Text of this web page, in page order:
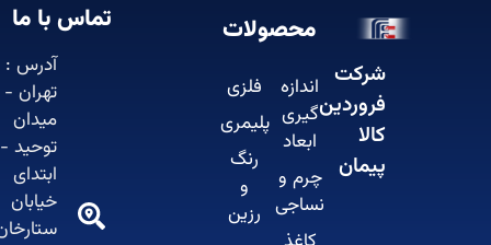
محصولات
اندازه
گیری
ابعاد
چرم و
فلزی
پلیمری
رنگ
و
رزین
خیابان
ستارخان-
تماس با ما